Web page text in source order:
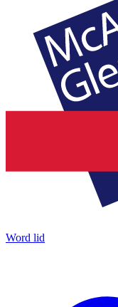
Word lid